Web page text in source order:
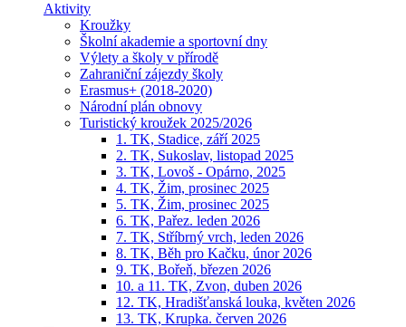
Aktivity
Kroužky
Školní akademie a sportovní dny
Výlety a školy v přírodě
Zahraniční zájezdy školy
Erasmus+ (2018-2020)
Národní plán obnovy
Turistický kroužek 2025/2026
1. TK, Stadice, září 2025
2. TK, Sukoslav, listopad 2025
3. TK, Lovoš - Opárno, 2025
4. TK, Žim, prosinec 2025
5. TK, Žim, prosinec 2025
6. TK, Pařez. leden 2026
7. TK, Stříbrný vrch, leden 2026
8. TK, Běh pro Kačku, únor 2026
9. TK, Bořeň, březen 2026
10. a 11. TK, Zvon, duben 2026
12. TK, Hradišťanská louka, květen 2026
13. TK, Krupka. červen 2026